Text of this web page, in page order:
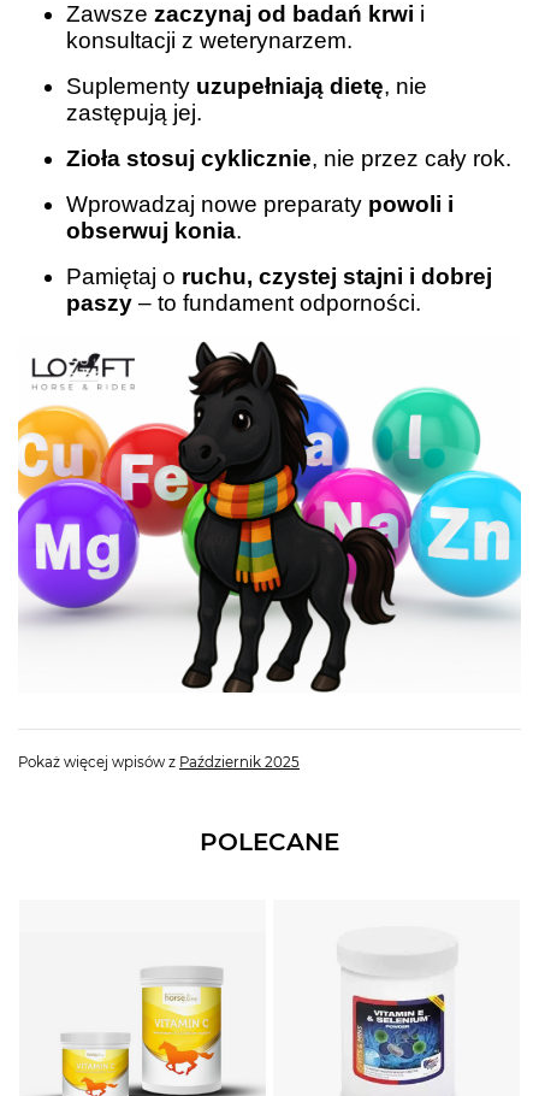
Zawsze zaczynaj od badań krwi i
konsultacji z weterynarzem.
Suplementy uzupełniają dietę, nie
zastępują jej.
Zioła stosuj cyklicznie, nie przez cały rok.
Wprowadzaj nowe preparaty powoli i
obserwuj konia.
Pamiętaj o ruchu, czystej stajni i dobrej
paszy – to fundament odporności.
Pokaż więcej wpisów z Październik 2025
POLECANE